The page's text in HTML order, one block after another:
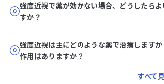
強度近視で薬が効かない場合、どうしたらよ
すか？
強度近視は主にどのような薬で治療しますか
作用はありますか？
すべて